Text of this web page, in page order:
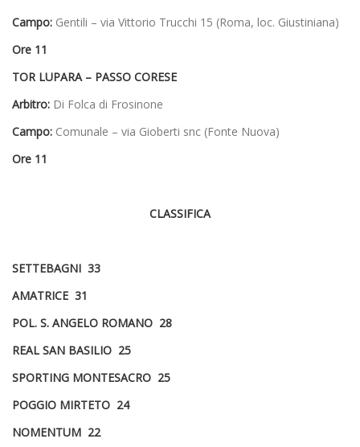
Campo: Gentili – via Vittorio Trucchi 15 (Roma, loc. Giustiniana)
Ore 11
TOR LUPARA – PASSO CORESE
Arbitro: Di Folca di Frosinone
Campo: Comunale – via Gioberti snc (Fonte Nuova)
Ore 11
CLASSIFICA
SETTEBAGNI 33
AMATRICE 31
POL. S. ANGELO ROMANO 28
REAL SAN BASILIO 25
SPORTING MONTESACRO 25
POGGIO MIRTETO 24
NOMENTUM 22